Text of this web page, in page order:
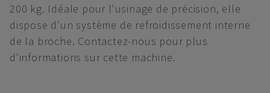
200 kg. Idéale pour l'usinage de précision, elle
dispose d'un système de refroidissement interne
de la broche. Contactez-nous pour plus
d'informations sur cette machine.